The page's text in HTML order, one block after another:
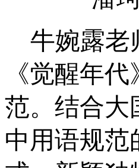
牛婉露老
《觉醒年
范。结合大
中用语规范